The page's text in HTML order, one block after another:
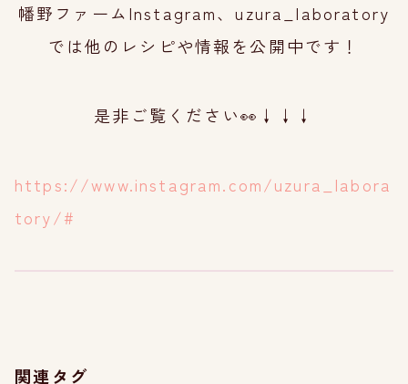
幡野ファームInstagram、uzura_laboratory
では他のレシピや情報を公開中です！
是非ご覧ください👀↓↓↓
https://www.instagram.com/uzura_labora
tory/#
関連タグ